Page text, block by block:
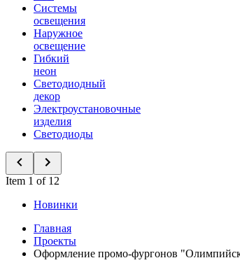
Системы
освещения
Наружное
освещение
Гибкий
неон
Светодиодный
декор
Электроустановочные
изделия
Светодиоды
Item 1 of 12
Новинки
Главная
Проекты
Оформление промо-фургонов